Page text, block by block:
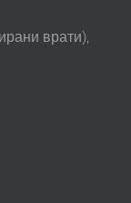
врати),